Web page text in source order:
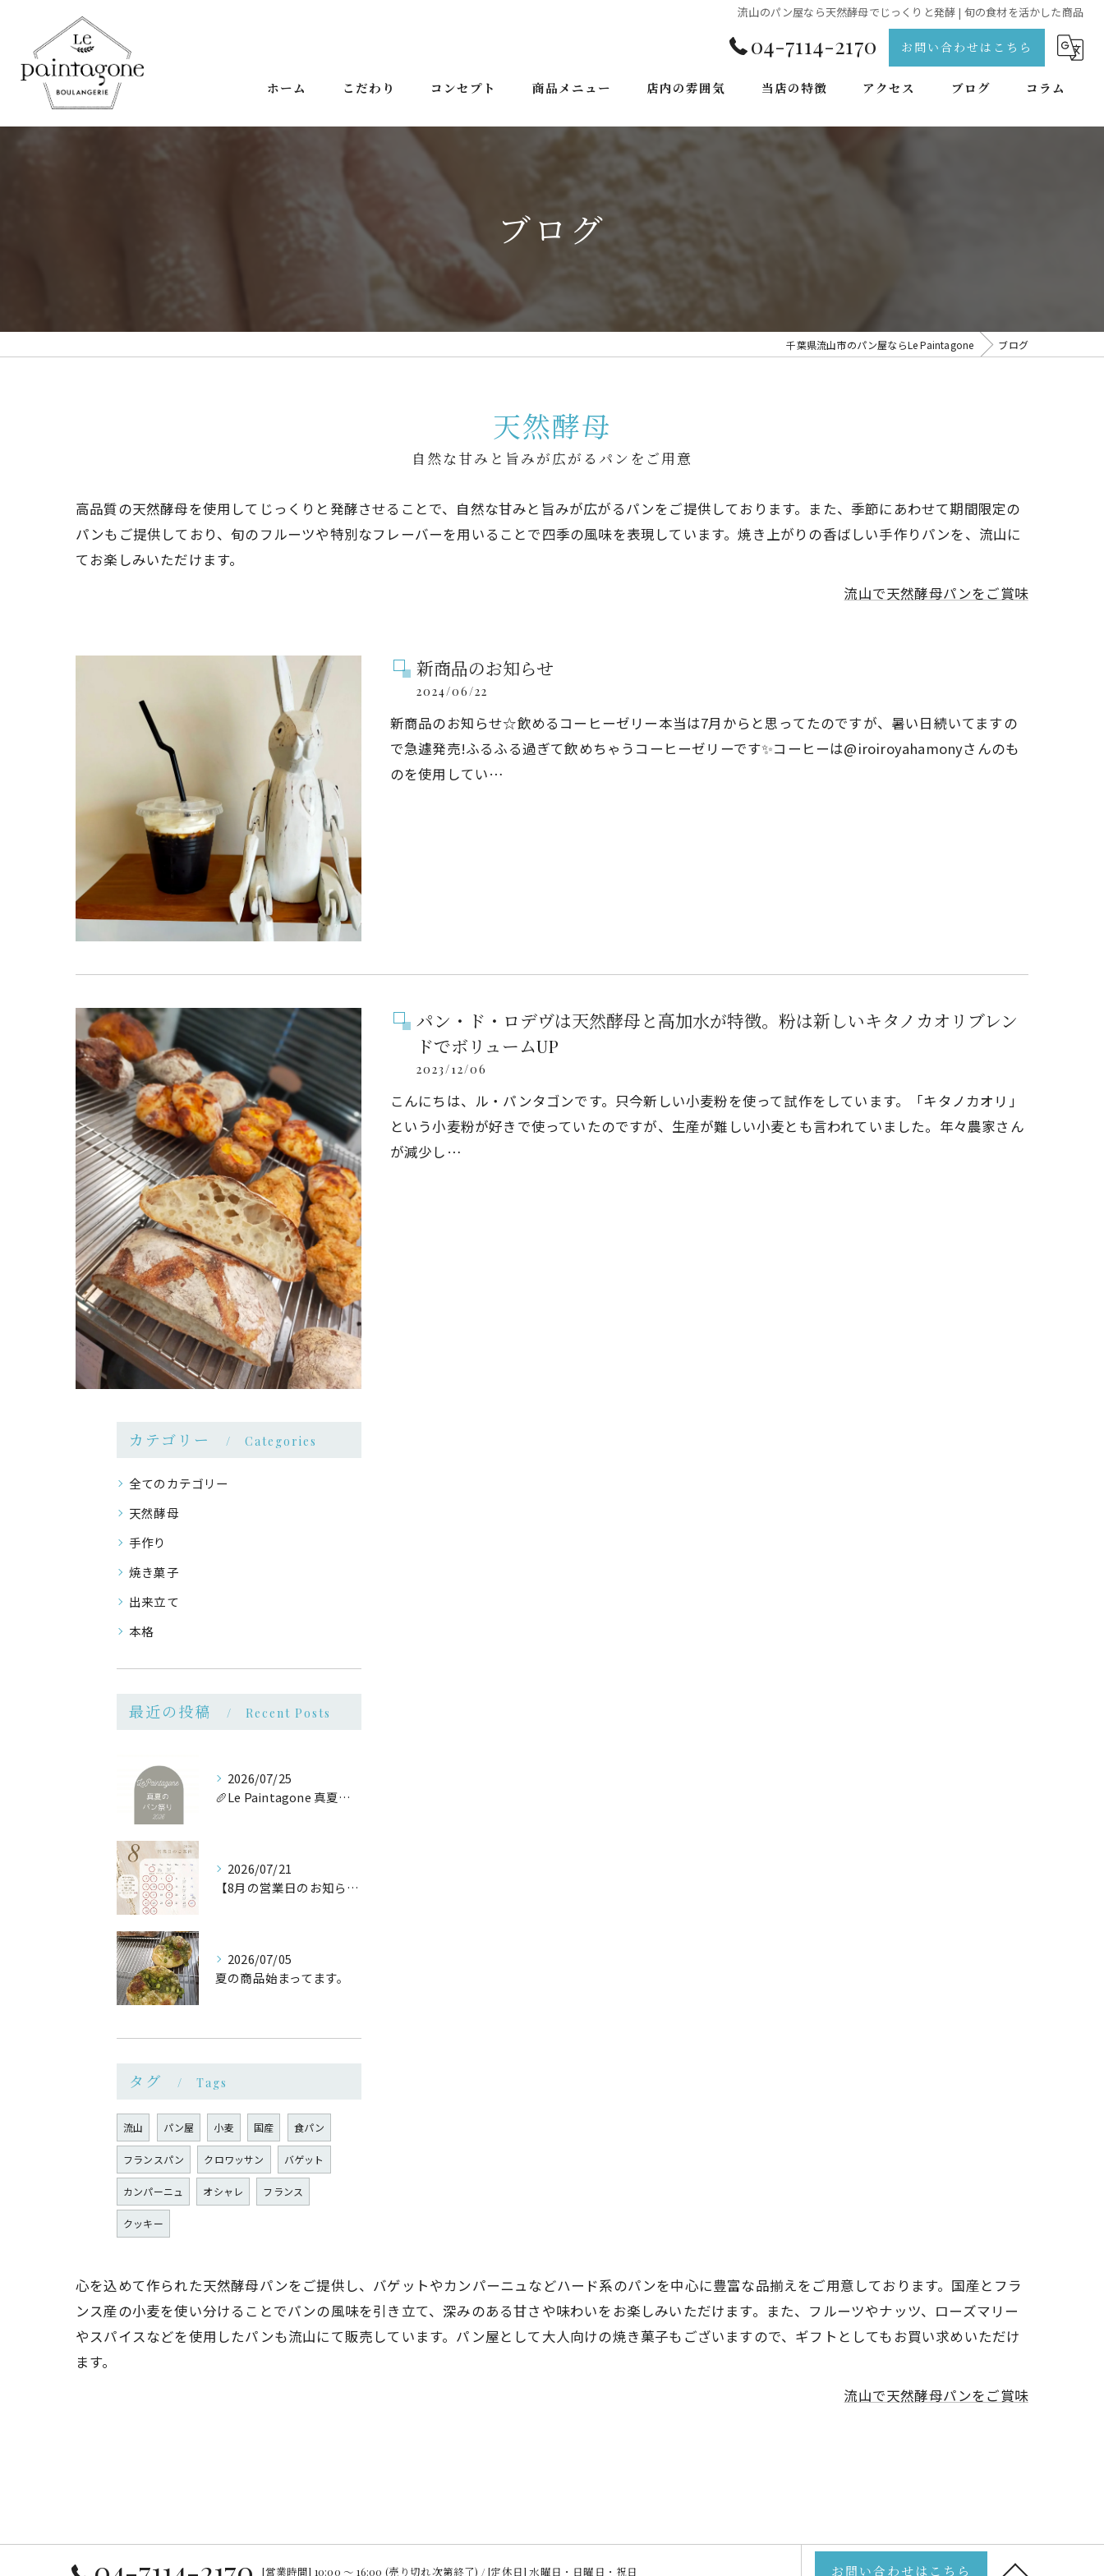
流山のパン屋なら天然酵母でじっくりと発酵 | 旬の食材を活かした商品
04-7114-2170 お問い合わせはこちら
ホーム こだわり コンセプト 商品メニュー 店内の雰囲気 当店の特徴
天然酵母
アクセス ブログ コラム
ブログ
千葉県流山市のパン屋ならLe Paintagone ブログ
天然酵母
自然な甘みと旨みが広がるパンをご用意
高品質の天然酵母を使用してじっくりと発酵させることで、自然な甘みと旨みが広がるパンをご提供しております。また、季節にあわせて期間限定の
パンもご提供しており、旬のフルーツや特別なフレーバーを用いることで四季の風味を表現しています。焼き上がりの香ばしい手作りパンを、流山に
てお楽しみいただけます。
流山で天然酵母パンをご賞味
新商品のお知らせ
2024/06/22
新商品のお知らせ☆飲めるコーヒーゼリー本当は7月からと思ってたのですが、暑い日続いてますの
で急遽発売!ふるふる過ぎて飲めちゃうコーヒーゼリーです✨コーヒーは@iroiroyahamonyさんのも
のを使用してい…
パン・ド・ロデヴは天然酵母と高加水が特徴。粉は新しいキタノカオリブレン
ドでボリュームUP
2023/12/06
こんにちは、ル・パンタゴンです。只今新しい小麦粉を使って試作をしています。「キタノカオリ」
という小麦粉が好きで使っていたのですが、生産が難しい小麦とも言われていました。年々農家さん
が減少し…
カテゴリー Categories
全てのカテゴリー
天然酵母
手作り
焼き菓子
出来立て
本格
最近の投稿 Recent Posts
2026/07/25
🥖Le Paintagone 真夏のパン祭り🥖
2026/07/21
【8月の営業日のお知らせ】
2026/07/05
夏の商品始まってます。
タグ Tags
流山 パン屋 小麦 国産 食パン
フランスパン クロワッサン バゲット
カンパーニュ オシャレ フランス
クッキー
心を込めて作られた天然酵母パンをご提供し、バゲットやカンパーニュなどハード系のパンを中心に豊富な品揃えをご用意しております。国産とフラ
ンス産の小麦を使い分けることでパンの風味を引き立て、深みのある甘さや味わいをお楽しみいただけます。また、フルーツやナッツ、ローズマリー
やスパイスなどを使用したパンも流山にて販売しています。パン屋として大人向けの焼き菓子もございますので、ギフトとしてもお買い求めいただけ
ます。
流山で天然酵母パンをご賞味
[営業時間] 10:00 ～ 16:00 (売り切れ次第終了) / [定休日] 水曜日・日曜日・祝日 お問い合わせはこちら